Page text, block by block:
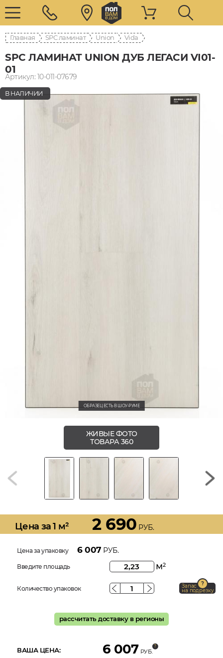
Главная SPC ламинат Union Vida
SPC ЛАМИНАТ UNION ДУБ ЛЕГАСИ VI01-
01
Артикул: 10-011-07679
В НАЛИЧИИ
ОБРАЗЕЦ ЕСТЬ В ШОУ-РУМЕ
ЖИВЫЕ ФОТО
ТОВАРА 360
Цена за 1 м² 2 690 РУБ.
Цена за упаковку 6 007 РУБ.
Введите площадь м2
Количество упаковок Запас
на подрезку
рассчитать доставку в регионы
ВАША ЦЕНА: 6 007 РУБ.